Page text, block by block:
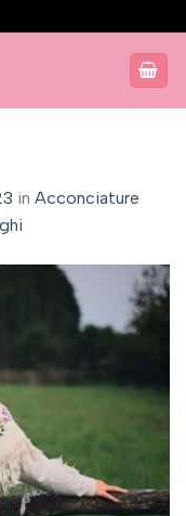
in Acconciature